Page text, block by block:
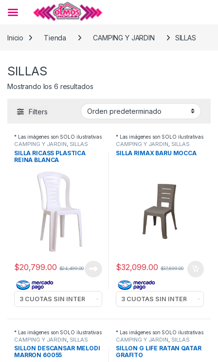
Inicio
Tienda CAMPING Y JARDIN SILLAS
SILLAS
Mostrando los 6 resultados
Filters
* Las imágenes son SOLO ilustrativas
CAMPING Y JARDIN, SILLAS
SILLA RICASS PLASTICA
REINA BLANCA
$20,799.00 $24,499.00
* Las imágenes son SOLO ilustrativas
CAMPING Y JARDIN, SILLAS
SILLA RIMAX BARU MOCCA
$32,099.00 $37,699.00
* Las imágenes son SOLO ilustrativas
CAMPING Y JARDIN SILLAS
SILLON DESCANSAR MELODI
MARRON 60055
* Las imágenes son SOLO ilustrativas
CAMPING Y JARDIN SILLAS
SILLON G LIFE RATAN QATAR
GRAFITO